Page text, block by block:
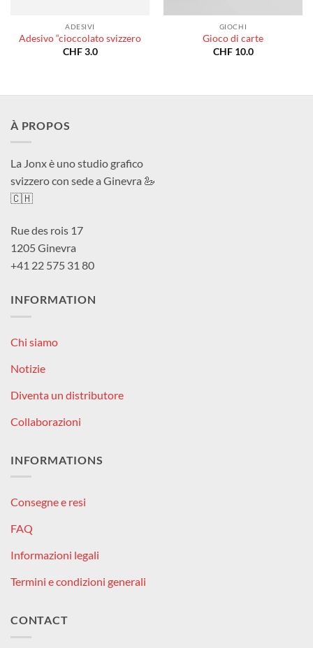
ADESIVI
Adesivo “cioccolato svizzero
CHF3.0
GIOCHI
Gioco di carte
CHF10.0
À PROPOS
La Jonx è uno studio grafico
svizzero con sede a Ginevra 🦢
🇨🇭
Rue des rois 17
1205 Ginevra
+41 22 575 31 80
INFORMATION
Chi siamo
Notizie
Diventa un distributore
Collaborazioni
INFORMATIONS
Consegne e resi
FAQ
Informazioni legali
Termini e condizioni generali
CONTACT